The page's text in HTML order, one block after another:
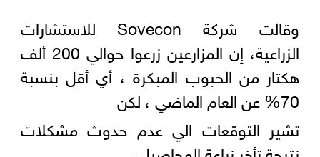
وقالت شركة Sovecon للاستشارات
الزراعية، إن المزارعين زرعوا حوالي 200 ألف
هكتار من الحبوب المبكرة ، أي أقل بنسبة
70% عن العام الماضي ، لكن
تشير التوقعات الي عدم حدوث مشكلات